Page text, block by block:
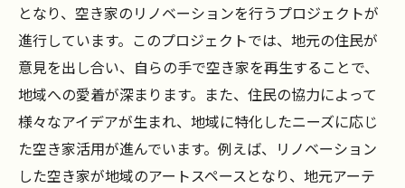
となり、空き家のリノベーションを行うプロジェクトが
進行しています。このプロジェクトでは、地元の住民が
意見を出し合い、自らの手で空き家を再生することで、
地域への愛着が深まります。また、住民の協力によって
様々なアイデアが生まれ、地域に特化したニーズに応じ
た空き家活用が進んでいます。例えば、リノベーション
した空き家が地域のアートスペースとなり、地元アーテ